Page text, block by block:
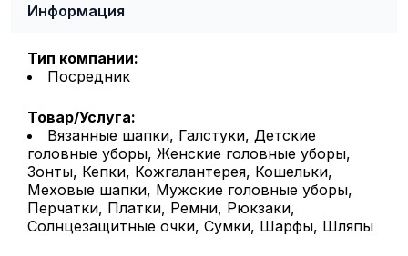
Информация
Тип компании:
Посредник
Товар/Услуга:
Вязанные шапки, Галстуки, Детские
головные уборы, Женские головные уборы,
Зонты, Кепки, Кожгалантерея, Кошельки,
Меховые шапки, Мужские головные уборы,
Перчатки, Платки, Ремни, Рюкзаки,
Солнцезащитные очки, Сумки, Шарфы, Шляпы